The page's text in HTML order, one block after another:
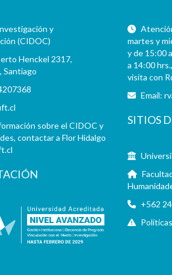
y
(CIDOC)
Henckel 2317,
Santiago
sobre el CIDOC y
contactar a Flor Hidalgo
martes y
y de 15:00
a 14:00
visita con
Email:
SITIOS
+562